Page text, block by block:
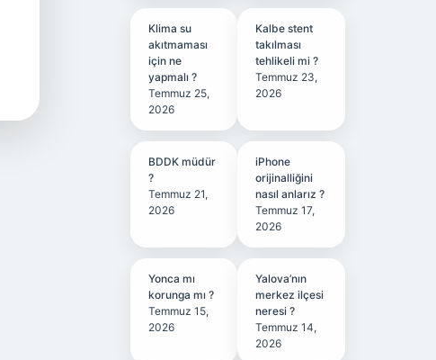
Klima su
akıtmaması
için ne
yapmalı ?
Temmuz 25,
2026
Kalbe stent
takılması
tehlikeli mi ?
Temmuz 23,
2026
BDDK müdür
?
Temmuz 21,
2026
iPhone
orijinalliğini
nasıl anlarız ?
Temmuz 17,
2026
Yonca mı
korunga mı ?
Temmuz 15,
2026
Yalova’nın
merkez ilçesi
neresi ?
Temmuz 14,
2026